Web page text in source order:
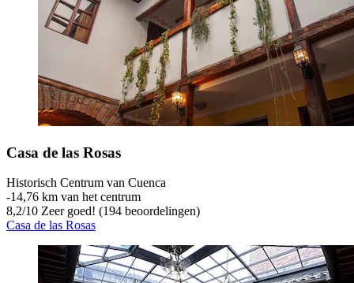
Casa de las Rosas
Historisch Centrum van Cuenca
‐14,76 km van het centrum
8,2/10 Zeer goed! (194 beoordelingen)
Casa de las Rosas